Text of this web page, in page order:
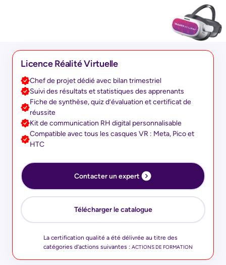
Licence Réalité Virtuelle
Chef de projet dédié avec bilan trimestriel
Suivi des résultats et statistiques des apprenants
Fiche de synthèse, quiz d’évaluation et certificat de
réussite
Kit de communication RH digital personnalisable
Compatible avec tous les casques VR : Meta, Pico et
HTC
Contacter un expert
Télécharger le catalogue
La certification qualité a été délivrée au titre des
catégories d’actions suivantes :ACTIONS DE FORMATION